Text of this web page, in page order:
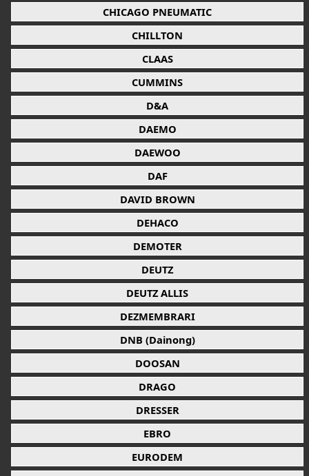
CHICAGO PNEUMATIC
CHILLTON
CLAAS
CUMMINS
D&A
DAEMO
DAEWOO
DAF
DAVID BROWN
DEHACO
DEMOTER
DEUTZ
DEUTZ ALLIS
DEZMEMBRARI
DNB (Dainong)
DOOSAN
DRAGO
DRESSER
EBRO
EURODEM